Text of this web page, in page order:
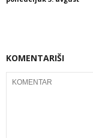
KOMENTARIŠI